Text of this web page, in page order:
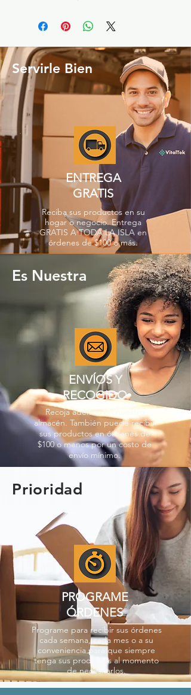
Servirle Bien
ENTREGA
GRATIS
Reciba sus productos en su
hogar o negocio. Entrega
GRATIS A TODA LA ISLA en
órdenes de $100 o más.
Es Nuestra
ENVÍOS Y
RECOGIDO
Recoja además en nuestro
almacén. También puede recibir
sus productos en órdenes de
$100 o menos por un costo de
envío mínimo.
Prioridad
PROGRAME
ÓRDENES
Programe para recibir sus órdenes
cada semana, cada mes o a su
conveniencia para que siempre
tenga sus productos al momento
de necesitarlos.